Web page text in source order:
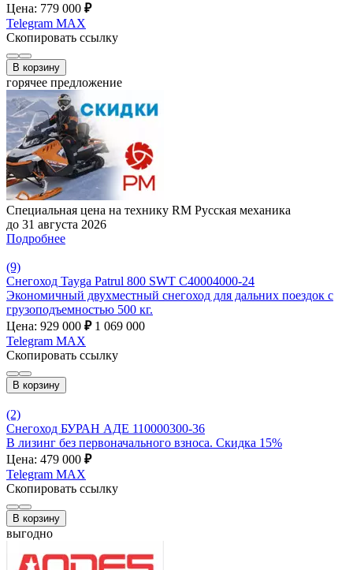
Цена: 779 000 ₽
Telegram MAX
Скопировать ссылку
В корзину
горячее предложение
Специальная цена на технику RM Русская механика
до 31 августа 2026
Подробнее
(9)
Снегоход Tayga Patrul 800 SWT C40004000-24
Экономичный двухместный снегоход для дальних поездок с
грузоподъемностью 500 кг.
Цена: 929 000 ₽ 1 069 000
Telegram MAX
Скопировать ссылку
В корзину
(2)
Снегоход БУРАН АДЕ 110000300-36
В лизинг без первоначального взноса. Скидка 15%
Цена: 479 000 ₽
Telegram MAX
Скопировать ссылку
В корзину
выгодно